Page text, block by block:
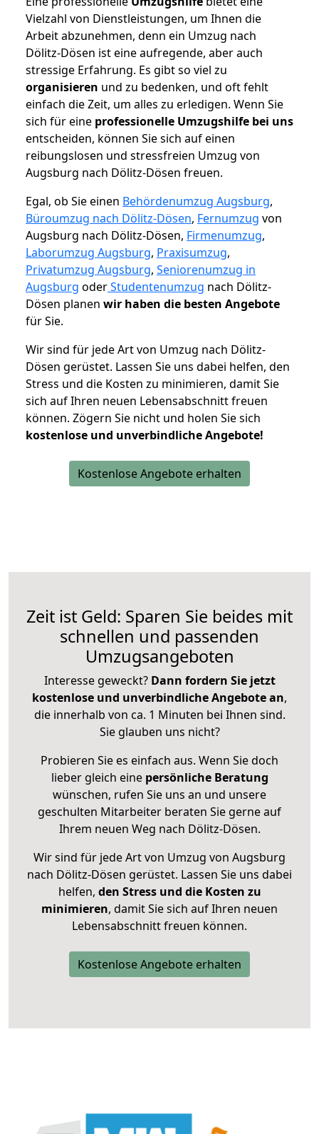
Vielzahl von Dienstleistungen, um Ihnen die
Arbeit abzunehmen, denn ein Umzug nach
Dölitz-Dösen ist eine aufregende, aber auch
stressige Erfahrung. Es gibt so viel zu
organisieren und zu bedenken, und oft fehlt
einfach die Zeit, um alles zu erledigen. Wenn Sie
sich für eine professionelle Umzugshilfe bei uns
entscheiden, können Sie sich auf einen
reibungslosen und stressfreien Umzug von
Augsburg nach Dölitz-Dösen freuen.
Egal, ob Sie einen Behördenumzug Augsburg,
Büroumzug nach Dölitz-Dösen, Fernumzug von
Augsburg nach Dölitz-Dösen, Firmenumzug,
Laborumzug Augsburg, Praxisumzug,
Privatumzug Augsburg, Seniorenumzug in
Augsburg oderStudentenumzug nach Dölitz-
Dösen planen wir haben die besten Angebote
für Sie.
Wir sind für jede Art von Umzug nach Dölitz-
Dösen gerüstet. Lassen Sie uns dabei helfen, den
Stress und die Kosten zu minimieren, damit Sie
sich auf Ihren neuen Lebensabschnitt freuen
können. Zögern Sie nicht und holen Sie sich
kostenlose und unverbindliche Angebote!
Kostenlose Angebote erhalten
Zeit ist Geld: Sparen Sie beides mit
schnellen und passenden
Umzugsangeboten
Interesse geweckt? Dann fordern Sie jetzt
kostenlose und unverbindliche Angebote an,
die innerhalb von ca. 1 Minuten bei Ihnen sind.
Sie glauben uns nicht?
Probieren Sie es einfach aus. Wenn Sie doch
lieber gleich eine persönliche Beratung
wünschen, rufen Sie uns an und unsere
geschulten Mitarbeiter beraten Sie gerne auf
Ihrem neuen Weg nach Dölitz-Dösen.
Wir sind für jede Art von Umzug von Augsburg
nach Dölitz-Dösen gerüstet. Lassen Sie uns dabei
helfen, den Stress und die Kosten zu
minimieren, damit Sie sich auf Ihren neuen
Lebensabschnitt freuen können.
Kostenlose Angebote erhalten